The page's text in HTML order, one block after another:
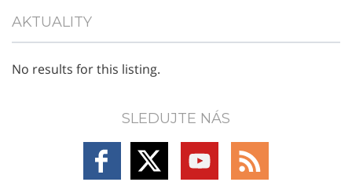
Čeština
Všechny oblasti/Jazyky
AKTUALITY
No results for this listing.
SLEDUJTE NÁS
Follow
on
Follow
on
Follow
on
Follow
on